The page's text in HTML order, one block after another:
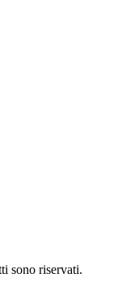
sono riservati.